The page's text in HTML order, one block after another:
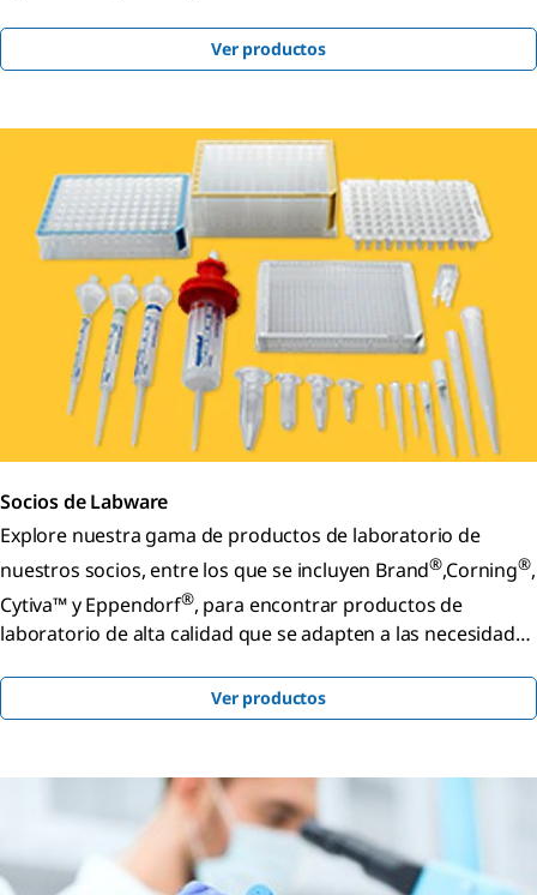
Ver productos
Socios de Labware
Explore nuestra gama de productos de laboratorio de
nuestros socios, entre los que se incluyen Brand®,Corning®,
Cytiva™ y Eppendorf®, para encontrar productos de
laboratorio de alta calidad que se adapten a las necesidades
Ver productos